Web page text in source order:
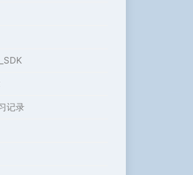
记录